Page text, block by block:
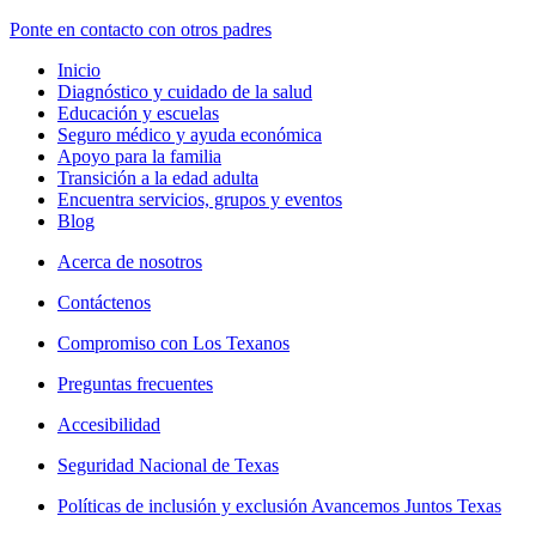
Ponte en contacto con otros padres
Inicio
Diagnóstico y cuidado de la salud
Educación y escuelas
Seguro médico y ayuda económica
Apoyo para la familia
Transición a la edad adulta
Encuentra servicios, grupos y eventos
Blog
Acerca de nosotros
Contáctenos
Compromiso con Los Texanos
Preguntas frecuentes
Accesibilidad
Seguridad Nacional de Texas
Políticas de inclusión y exclusión Avancemos Juntos Texas